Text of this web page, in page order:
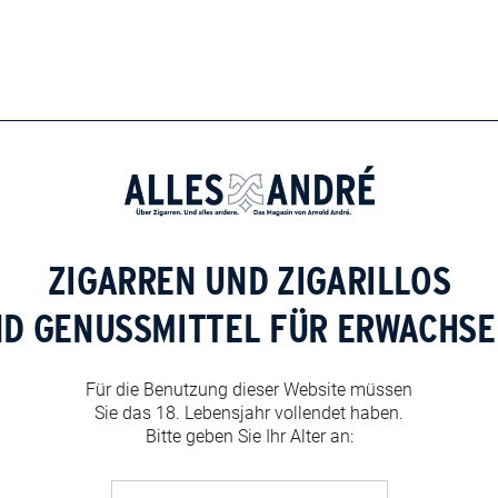
ZIGARREN UND ZIGARILLOS
GENUSSMITTEL FÜR
Für die Benutzung dieser Website müssen
Sie das 18. Lebensjahr vollendet haben.
Bitte geben Sie Ihr Alter an: